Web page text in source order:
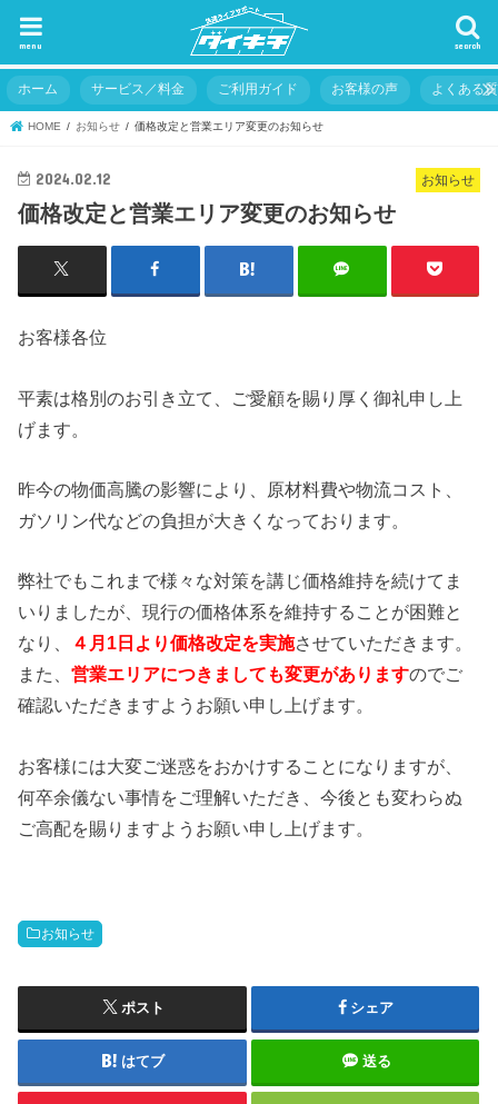
search
menu
ホーム サービス／料金 ご利用ガイド お客様の声 よくある
HOME お知らせ 価格改定と営業エリア変更のお知らせ
お知らせ
2024.02.12
価格改定と営業エリア変更のお知らせ
お客様各位
平素は格別のお引き立て、ご愛顧を賜り厚く御礼申し上
げます。
昨今の物価高騰の影響により、原材料費や物流コスト、
ガソリン代などの負担が大きくなっております。
弊社でもこれまで様々な対策を講じ価格維持を続けてま
いりましたが、現行の価格体系を維持することが困難と
なり、
４月1日より価格改定を実施させていただきます。
また、営業エリアにつきましても変更がありますのでご
確認いただきますようお願い申し上げます。
お客様には大変ご迷惑をおかけすることになりますが、
何卒余儀ない事情をご理解いただき、今後とも変わらぬ
ご高配を賜りますようお願い申し上げます。
お知らせ
ポスト シェア
はてブ 送る